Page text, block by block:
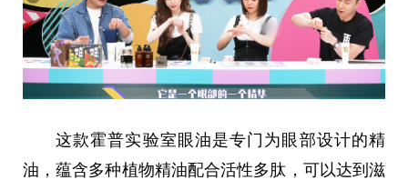
这款霍普实验室眼油是专门为眼部设计的精
油，蕴含多种植物精油配合活性多肽，可以达到滋